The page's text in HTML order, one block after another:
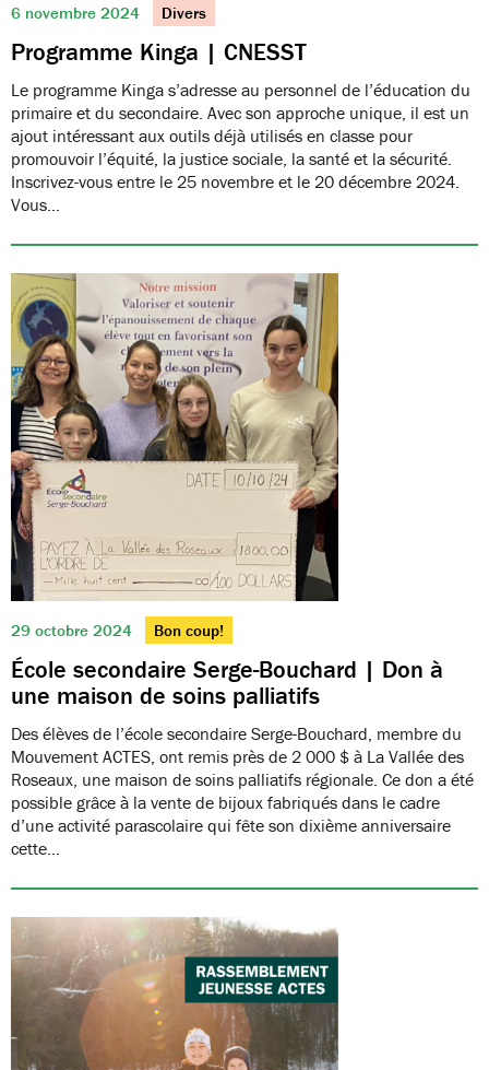
6 novembre 2024 Divers
Programme Kinga | CNESST
Le programme Kinga s’adresse au personnel de l’éducation du
primaire et du secondaire. Avec son approche unique, il est un
ajout intéressant aux outils déjà utilisés en classe pour
promouvoir l’équité, la justice sociale, la santé et la sécurité.
Inscrivez-vous entre le 25 novembre et le 20 décembre 2024.
Vous…
29 octobre 2024 Bon coup!
École secondaire Serge-Bouchard | Don à
une maison de soins palliatifs
Des élèves de l’école secondaire Serge-Bouchard, membre du
Mouvement ACTES, ont remis près de 2 000 $ à La Vallée des
Roseaux, une maison de soins palliatifs régionale. Ce don a été
possible grâce à la vente de bijoux fabriqués dans le cadre
d’une activité parascolaire qui fête son dixième anniversaire
cette…